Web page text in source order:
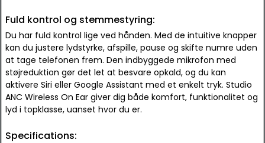
Fuld kontrol og stemmestyring:
Du har fuld kontrol lige ved hånden. Med de intuitive knapper
kan du justere lydstyrke, afspille, pause og skifte numre uden
at tage telefonen frem. Den indbyggede mikrofon med
støjreduktion gør det let at besvare opkald, og du kan
aktivere Siri eller Google Assistant med et enkelt tryk. Studio
ANC Wireless On Ear giver dig både komfort, funktionalitet og
lyd i topklasse, uanset hvor du er.
Specifications: